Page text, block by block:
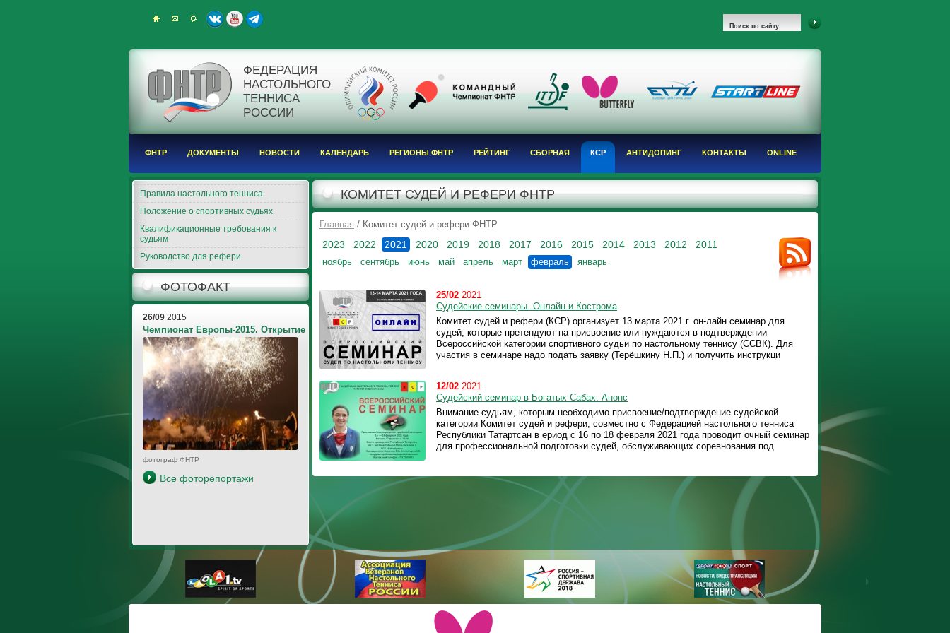
ФЕДЕРАЦИЯ
НАСТОЛЬНОГО
ТЕННИСА
РОССИИ
ФНТР ДОКУМЕНТЫ НОВОСТИ КАЛЕНДАРЬ РЕГИОНЫ ФНТР РЕЙТИНГ СБОРНАЯ КСР АНТИДОПИНГ КОНТАКТЫ ONLINE
Правила настольного тенниса
Положение о спортивных судьях
Квалификационные требования к
судьям
Руководство для рефери
ФОТОФАКТ
26/09 2015
Чемпионат Европы-2015. Открытие
фотограф ФНТР
Все фоторепортажи
КОМИТЕТ СУДЕЙ И РЕФЕРИ ФНТР
Главная / Комитет судей и рефери ФНТР
2023 2022 2021 2020 2019 2018 2017 2016 2015 2014 2013 2012 2011
ноябрь сентябрь июнь май апрель март февраль январь
25/02 2021
Судейские семинары. Онлайн и Кострома
Комитет судей и рефери (КСР) организует 13 марта 2021 г. он-лайн семинар для
судей, которые претендуют на присвоение или нуждаются в подтверждении
Всероссийской категории спортивного судьи по настольному теннису (ССВК). Для
участия в семинаре надо подать заявку (Терёшкину Н.П.) и получить инструкци
12/02 2021
Судейский семинар в Богатых Сабах. Анонс
Внимание судьям, которым необходимо присвоение/подтверждение судейской
категории Комитет судей и рефери, совместно с Федерацией настольного тенниса
Республики Татартсан в ериод с 16 по 18 февраля 2021 года проводит очный семинар
для профессиональной подготовки судей, обслуживающих соревнования под